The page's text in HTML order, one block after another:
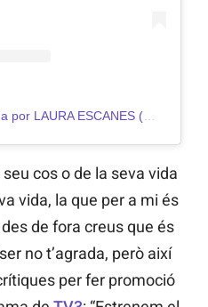
cos o de la seva vida
vida, la que per a mi és
de fora creus que és
no t’agrada, però així
per fer promoció